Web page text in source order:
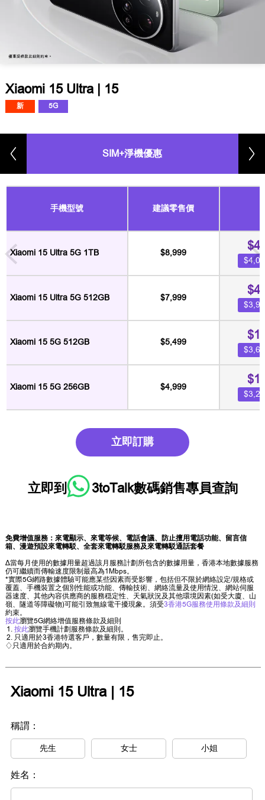
Xiaomi 15 Ultra | 15
新 5G
SIM+淨機優惠
手機型號 建議零售價
Xiaomi 15 Ultra 5G 1TB $8,999
Xiaomi 15 Ultra 5G 512GB $7,999
Xiaomi 15 5G 512GB $5,499
Xiaomi 15 5G 256GB $4,999
立即訂購
立即到 3toTalk數碼銷售專員查詢
免費增值服務：來電顯示、來電等候、電話會議、防止擅用電話功能、留言信
箱、漫遊預設來電轉駁、全套來電轉駁服務及來電轉駁通話套餐
∆當每月使用的數據用量超過該月服務計劃所包含的數據用量，香港本地數據服務
仍可繼續而傳輸速度限制最高為1Mbps。
*實際5G網路數據體驗可能應某些因素而受影響，包括但不限於網絡設定/規格或
覆蓋、手機裝置之個別性能或功能、傳輸技術、網絡流量及使用情況、網站伺服
器速度、其他內容供應商的服務穏定性、天氣狀況及其他環境因素(如受大廈、山
嶺、隧道等障礙物)可能引致無線電干擾現象。須受3香港5G服務使用條款及細則
約束。
按此瀏覽5G網絡增值服務條款及細則
按此瀏覽手機計劃服務條款及細則。
只適用於3香港特選客戶，數量有限，售完即止。
♢只適用於合約期內。
Xiaomi 15 Ultra | 15
稱謂：
先生 女士 小姐
姓名：